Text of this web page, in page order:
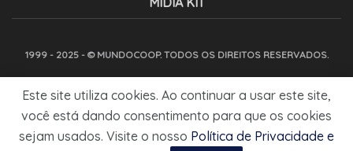
1999 - 2025 - © MUNDOCOOP. TODOS OS DIREITOS RESERVADOS.
Este site utiliza cookies. Ao continuar a usar este site,
você está dando consentimento para que os cookies
sejam usados. Visite o nosso Política de Privacidade e